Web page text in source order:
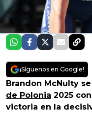
¡Síguenos en Google!
Brandon McNulty
de Polonia 2025
victoria en la